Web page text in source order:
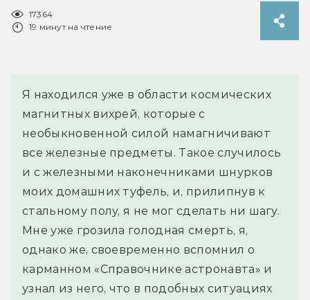
17364
19 минут на чтение
Я находился уже в области космических
магнитных вихрей, которые с
необыкновенной силой намагничивают
все железные предметы. Такое случилось
и с железными наконечниками шнурков
моих домашних туфель, и, прилипнув к
стальному полу, я не мог сделать ни шагу.
Мне уже грозила голодная смерть, я,
однако же, своевременно вспомнил о
карманном «Справочнике астронавта» и
узнал из него, что в подобных ситуациях